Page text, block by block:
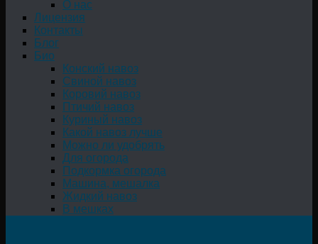
О нас
Лицензия
Контакты
Блог
Био
Конский навоз
Свиной навоз
Коровий навоз
Птичий навоз
Куриный навоз
Какой навоз лучше
Можно ли удобрять
Для огорода
Подкормка огорода
Машина, мешалка
Жидкий навоз
В мешках